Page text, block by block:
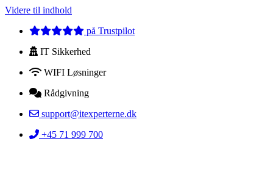
Videre til indhold
på Trustpilot
IT Sikkerhed
WIFI Løsninger
Rådgivning
support@itexperterne.dk
+45 71 999 700